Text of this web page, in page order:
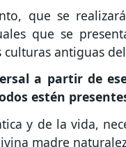
que se
que se
culturas antiguas
a partir de
estén
y de la vida,
madre